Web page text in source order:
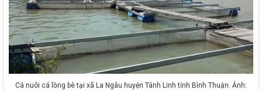
Cá nuôi cá lồng bè tại xã La Ngâu huyện Tánh Linh tỉnh Bình Thuận. Ảnh: